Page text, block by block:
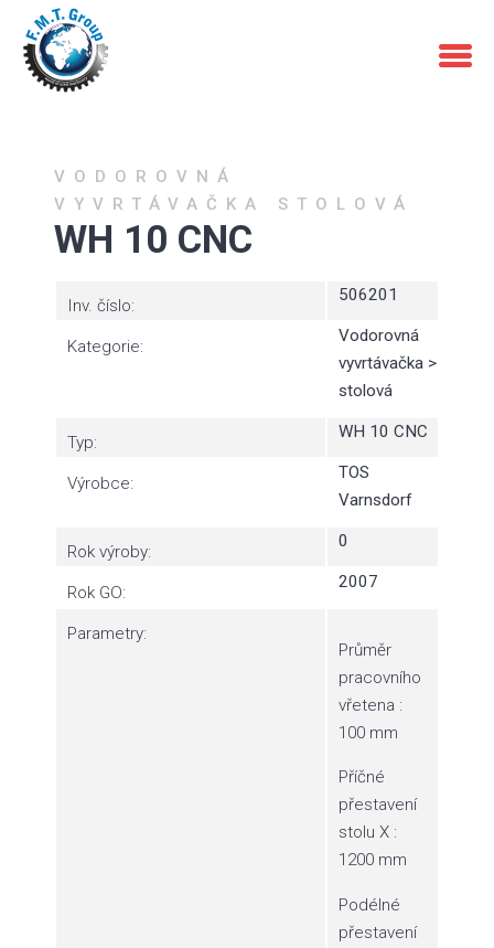
VODOROVNÁ
VYVRTÁVAČKA STOLOVÁ
WH 10 CNC
Inv. číslo:
506201
Kategorie:
Vodorovná
vyvrtávačka >
stolová
Typ:
WH 10 CNC
Výrobce:
TOS
Varnsdorf
Rok výroby:
0
Rok GO:
2007
Parametry:
Průměr
pracovního
vřetena :
100 mm
Příčné
přestavení
stolu X :
1200 mm
Podélné
přestavení